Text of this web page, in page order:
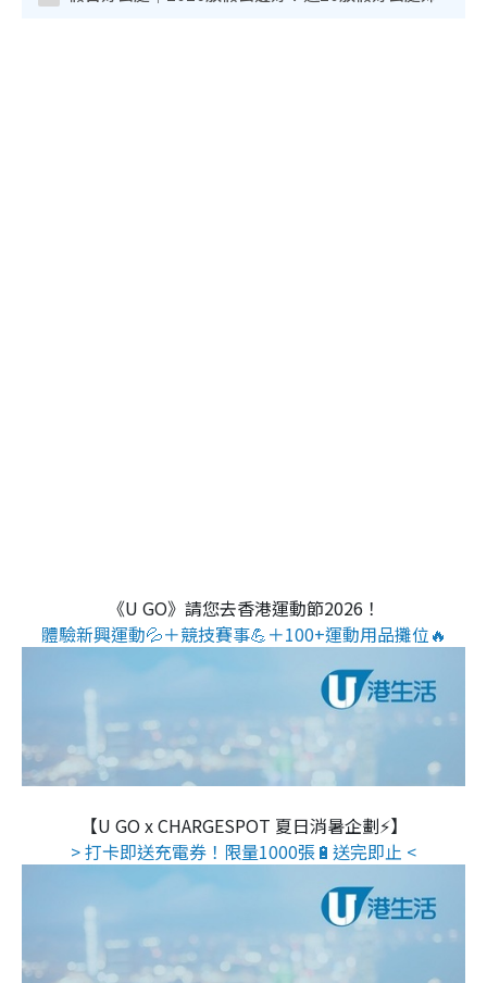
《U GO》請您去香港運動節2026！
體驗新興運動💦＋競技賽事💪＋100+運動用品攤位🔥
【U GO x CHARGESPOT 夏日消暑企劃⚡】
> 打卡即送充電券！限量1000張🔋送完即止 <